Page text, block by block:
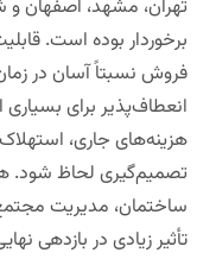
تهران، مشهد، اصفهان و
برخوردار بوده است.
فروش نسبتاً آسان در زمان
انعطاف‌پذیر برای
هزینه‌های جاری، استهلاک
تصمیم‌گیری لحاظ شود.
ساختمان، مدیریت
تأثیر زیادی در بازدهی